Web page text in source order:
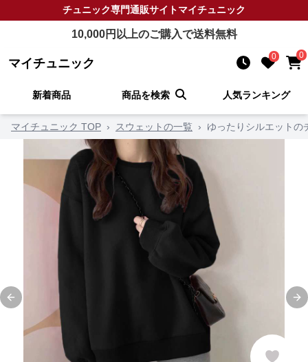
チュニック専門通販サイトマイチュニック
10,000円以上のご購入で送料無料
マイチュニック 0 0
新着商品 商品を検索 人気ランキング
マイチュニック TOP › スウェットの一覧 › ゆったりシルエットの
Previous slide